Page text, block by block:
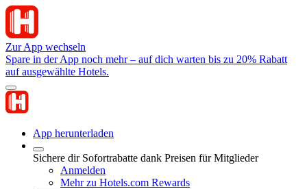
Zur App wechseln
Spare in der App noch mehr – auf dich warten bis zu 20% Rabatt
auf ausgewählte Hotels.
App herunterladen
Sichere dir Sofortrabatte dank Preisen für Mitglieder
Anmelden
Mehr zu Hotels.com Rewards